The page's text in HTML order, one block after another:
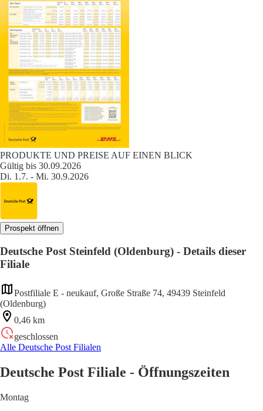
PRODUKTE UND PREISE AUF EINEN BLICK
Gültig bis 30.09.2026
Di. 1.7. - Mi. 30.9.2026
Prospekt öffnen
Deutsche Post Steinfeld (Oldenburg) - Details dieser
Filiale
Postfiliale E - neukauf, Große Straße 74, 49439 Steinfeld
(Oldenburg)
0,46 km
geschlossen
Alle Deutsche Post Filialen
Deutsche Post Filiale - Öffnungszeiten
Montag